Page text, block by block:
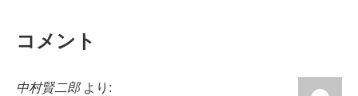
コメント
中村賢二郎 より: